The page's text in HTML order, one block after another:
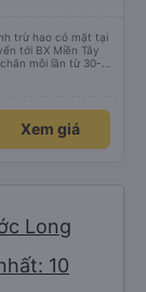
trừ hao có mặt tại
tới BX Miền Tây
mỗi lần từ 30-
chở đến nơi.
Xem giá
Long
10